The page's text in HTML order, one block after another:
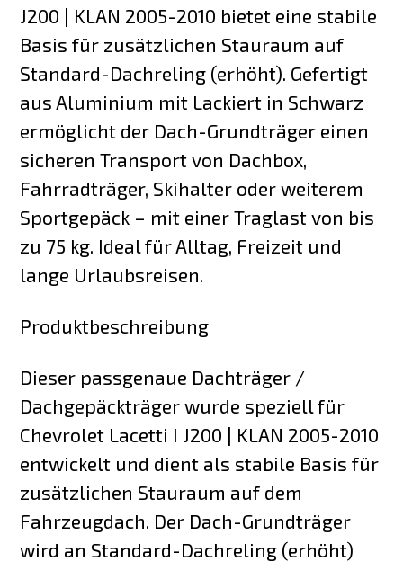
J200 | KLAN 2005-2010 bietet eine stabile
Basis für zusätzlichen Stauraum auf
Standard-Dachreling (erhöht). Gefertigt
aus Aluminium mit Lackiert in Schwarz
ermöglicht der Dach-Grundträger einen
sicheren Transport von Dachbox,
Fahrradträger, Skihalter oder weiterem
Sportgepäck – mit einer Traglast von bis
zu 75 kg. Ideal für Alltag, Freizeit und
lange Urlaubsreisen.
Produktbeschreibung
Dieser passgenaue Dachträger /
Dachgepäckträger wurde speziell für
Chevrolet Lacetti I J200 | KLAN 2005-2010
entwickelt und dient als stabile Basis für
zusätzlichen Stauraum auf dem
Fahrzeugdach. Der Dach-Grundträger
wird an Standard-Dachreling (erhöht)